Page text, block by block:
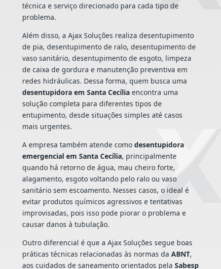
técnica e serviço direcionado para cada tipo de
problema.
Além disso, a Ajax Soluções realiza desentupimento
de pia, desentupimento de ralo, desentupimento de
vaso sanitário, desentupimento de esgoto, limpeza
de caixa de gordura e manutenção preventiva em
redes hidráulicas. Dessa forma, quem busca uma
desentupidora em Santa Cecíliaencontra uma
solução completa para diferentes tipos de
entupimento, desde situações simples até casos
mais urgentes.
A empresa também atende como desentupidora
emergencial em Santa Cecília, principalmente
quando há retorno de água, mau cheiro forte,
alagamento, esgoto voltando pelo ralo ou vaso
sanitário sem escoamento. Nesses casos, o ideal é
evitar produtos químicos agressivos e tentativas
improvisadas, pois isso pode piorar o problema e
causar danos à tubulação.
Outro diferencial é que a Ajax Soluções segue boas
práticas técnicas relacionadas às normas da ABNT,
aos cuidados de saneamento orientados pela Sabesp